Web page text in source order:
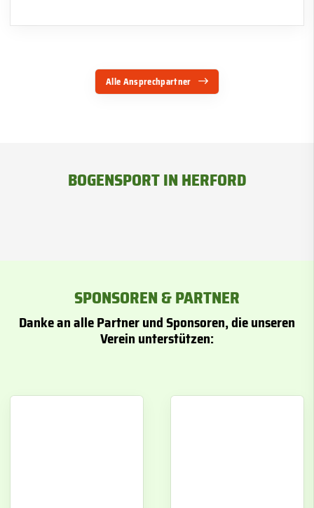
Alle Ansprechpartner
BOGENSPORT IN HERFORD
SPONSOREN & PARTNER
Danke an alle Partner und Sponsoren, die unseren
Verein unterstützen: